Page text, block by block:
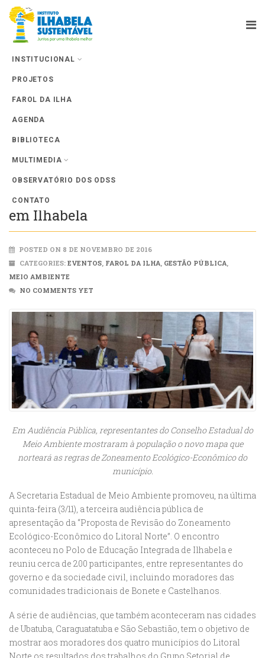
INSTITUCIONAL
PROJETOS
FAROL DA ILHA
AGENDA
BIBLIOTECA
MULTIMEDIA
OBSERVATÓRIO DOS ODSS
CONTATO
Revisão do GERCO foi apresentada
em Ilhabela
POSTED ON 8 DE NOVEMBRO DE 2016
CATEGORIES: EVENTOS, FAROL DA ILHA, GESTÃO PÚBLICA,
MEIO AMBIENTE
NO COMMENTS YET
Em Audiência Pública, representantes do Conselho Estadual do
Meio Ambiente mostraram à população o novo mapa que
norteará as regras de Zoneamento Ecológico-Econômico do
município.
A Secretaria Estadual de Meio Ambiente promoveu, na última
quinta-feira (3/11), a terceira audiência pública de
apresentação da “Proposta de Revisão do Zoneamento
Ecológico-Econômico do Litoral Norte”. O encontro
aconteceu no Polo de Educação Integrada de Ilhabela e
reuniu cerca de 200 participantes, entre representantes do
governo e da sociedade civil, incluindo moradores das
comunidades tradicionais de Bonete e Castelhanos.
A série de audiências, que também aconteceram nas cidades
de Ubatuba, Caraguatatuba e São Sebastião, tem o objetivo de
mostrar aos moradores dos quatro municípios do Litoral